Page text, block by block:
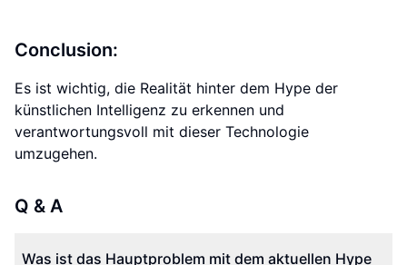
Conclusion:
Es ist wichtig, die Realität hinter dem Hype der
künstlichen Intelligenz zu erkennen und
verantwortungsvoll mit dieser Technologie
umzugehen.
Q & A
Was ist das Hauptproblem mit dem aktuellen Hype